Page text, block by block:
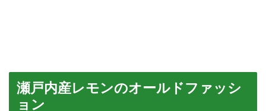
瀬戸内産レモンのオールドファッシ
ョン